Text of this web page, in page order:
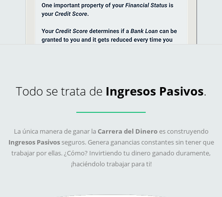
Todo se trata de Ingresos Pasivos.
La única manera de ganar la Carrera del Dineroes construyendo
Ingresos Pasivosseguros. Genera ganancias constantes sin tener que
trabajar por ellas. ¿Cómo? Invirtiendo tu dinero ganado duramente,
¡haciéndolo trabajar para ti!